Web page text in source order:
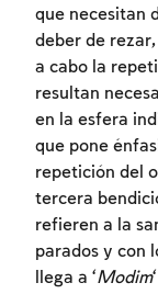
que necesitan
deber de
a cabo la
resultan
en la esfera
que pone
repetición del
tercera
refieren a la
parados y con
llega a ‘Modim
Para
a su